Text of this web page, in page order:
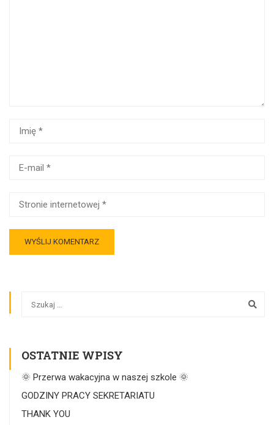
OSTATNIE WPISY
🌞 Przerwa wakacyjna w naszej szkole 🌞
GODZINY PRACY SEKRETARIATU
THANK YOU